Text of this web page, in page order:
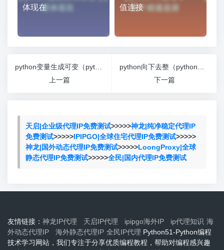
体现在
值连接
上一篇
下一篇
天启|企业级代理IP免费测试>>>>>神龙|纯净稳定代理IP
免费测试>>>>>IPIPGO|全球住宅代理IP免费测试>>>>>
神龙|国外动态代理IP免费测试>>>>>LoongProxy|全球
静态代理IP免费测试>>>>>全民|国内代理IP免费测试
友情链接： 神龙IP代理 天启IP代理 ipipgo海外IP ip代理知识 海
外动态代理IP
海外静态代理IP 全民IP代理 Python51-Python编程
技术学习网站，我们专注于分享优质编程教程，帮助对编程感兴趣